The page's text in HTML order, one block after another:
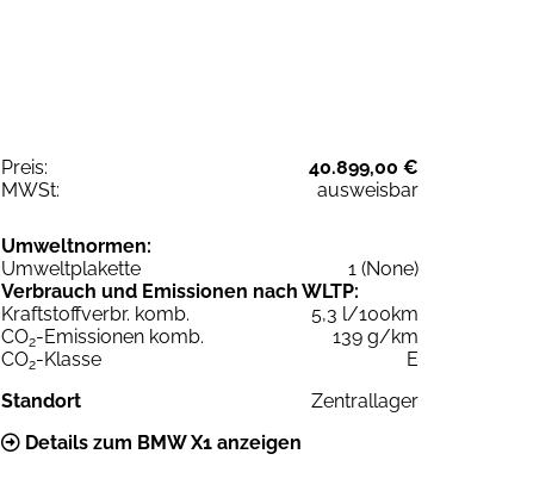
Preis:
40.899,00 €
MWSt:
ausweisbar
Umweltnormen:
Umweltplakette
1 (None)
Verbrauch und Emissionen nach WLTP:
Kraftstoffverbr. komb.
5,3 l/100km
CO2-Emissionen komb.
139 g/km
CO2-Klasse
E
Standort
Zentrallager
Details zum BMW X1 anzeigen